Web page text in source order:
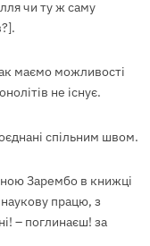
чи ту ж саму
маємо можливості
не існує.
спільним швом.
Зарембо в книжці
працю, з
– поглинаєш! за